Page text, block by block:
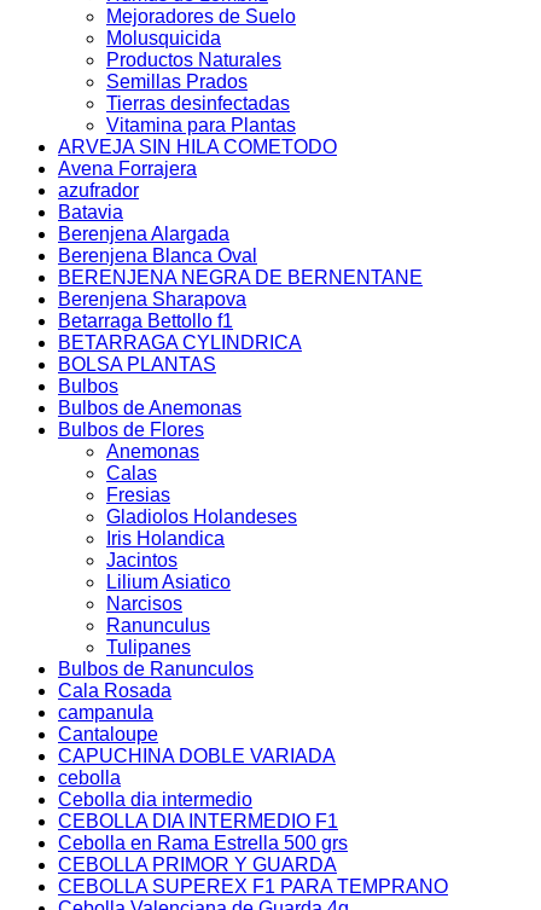
Mejoradores de Suelo
Molusquicida
Productos Naturales
Semillas Prados
Tierras desinfectadas
Vitamina para Plantas
ARVEJA SIN HILA COMETODO
Avena Forrajera
azufrador
Batavia
Berenjena Alargada
Berenjena Blanca Oval
BERENJENA NEGRA DE BERNENTANE
Berenjena Sharapova
Betarraga Bettollo f1
BETARRAGA CYLINDRICA
BOLSA PLANTAS
Bulbos
Bulbos de Anemonas
Bulbos de Flores
Anemonas
Calas
Fresias
Gladiolos Holandeses
Iris Holandica
Jacintos
Lilium Asiatico
Narcisos
Ranunculus
Tulipanes
Bulbos de Ranunculos
Cala Rosada
campanula
Cantaloupe
CAPUCHINA DOBLE VARIADA
cebolla
Cebolla dia intermedio
CEBOLLA DIA INTERMEDIO F1
Cebolla en Rama Estrella 500 grs
CEBOLLA PRIMOR Y GUARDA
CEBOLLA SUPEREX F1 PARA TEMPRANO